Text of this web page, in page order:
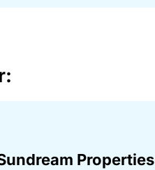
Properties